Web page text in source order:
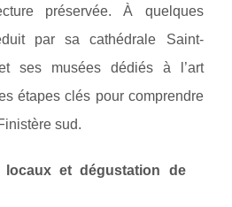
préservée. À quelques
par sa cathédrale Saint-
ses musées dédiés à l’art
étapes clés pour comprendre
sud.
locaux et dégustation de